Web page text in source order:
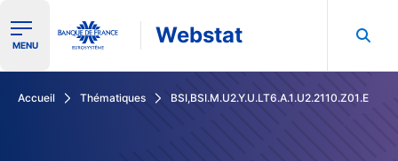
Ouvrir le menu de navigation
MENU Webstat
Accueil Thématiques BSI,BSI.M.U2.Y.U.LT6.A.1.U2.2110.Z01.E